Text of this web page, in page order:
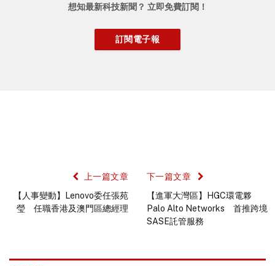
想知最新科技新聞？ 立即免費訂閱！
上一篇文章
【人事變動】Lenovo委任張苑
瑩 任職香港及澳門區總經理
下一篇文章
【進軍大灣區】HGC環電夥
Palo Alto Networks 首推跨境
SASE託管服務